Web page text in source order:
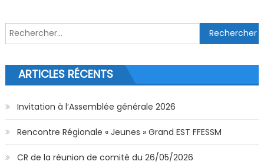
Rechercher :
ARTICLES RÉCENTS
Invitation à l’Assemblée générale 2026
Rencontre Régionale « Jeunes » Grand EST FFESSM
CR de la réunion de comité du 26/05/2026